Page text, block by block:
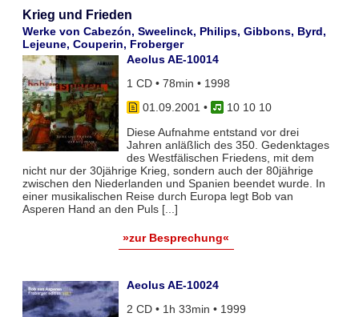
Krieg und Frieden
Werke von Cabezón, Sweelinck, Philips, Gibbons, Byrd,
Lejeune, Couperin, Froberger
Aeolus AE-10014
1 CD • 78min • 1998
01.09.2001 •
10 10 10
Diese Aufnahme entstand vor drei
Jahren anläßlich des 350. Gedenktages
des Westfälischen Friedens, mit dem
nicht nur der 30jährige Krieg, sondern auch der 80jährige
zwischen den Niederlanden und Spanien beendet wurde. In
einer musikalischen Reise durch Europa legt Bob van
Asperen Hand an den Puls [...]
»zur Besprechung«
Aeolus AE-10024
2 CD • 1h 33min • 1999